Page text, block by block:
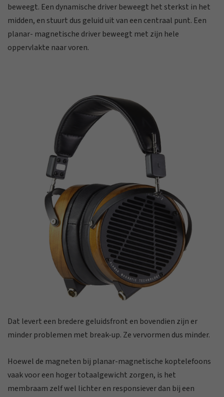
beweegt. Een dynamische driver beweegt het sterkst in het
midden, en stuurt dus geluid uit van een centraal punt. Een
planar- magnetische driver beweegt met zijn hele
oppervlakte naar voren.
Dat levert een bredere geluidsfront en bovendien zijn er
minder problemen met break-up. Ze vervormen dus minder.
Hoewel de magneten bij planar-magnetische koptelefoons
vaak voor een hoger totaalgewicht zorgen, is het
membraam zelf wel lichter en responsiever dan bij een